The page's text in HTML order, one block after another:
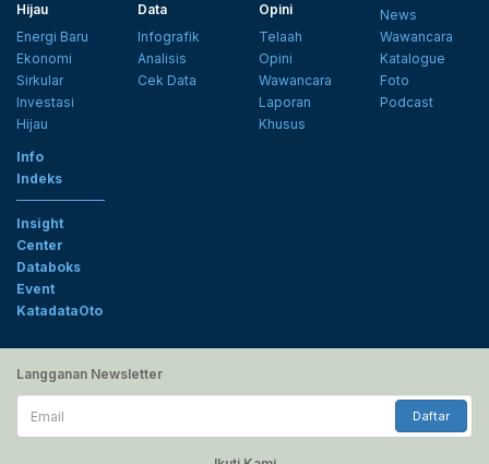
Hijau
Energi Baru
Ekonomi
Sirkular
Investasi
Hijau
Data
Infografik
Analisis
Cek Data
Opini
Telaah
Opini
Wawancara
Laporan
Khusus
News
Wawancara
Katalogue
Foto
Podcast
Info
Indeks
Insight
Center
Databoks
Event
KatadataOto
Langganan Newsletter
Email
Daftar